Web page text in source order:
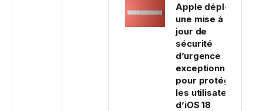
Apple déploie
une mise à
jour de
sécurité
d’urgence
exceptionnelle
pour protéger
les utilisateurs
d’iOS 18